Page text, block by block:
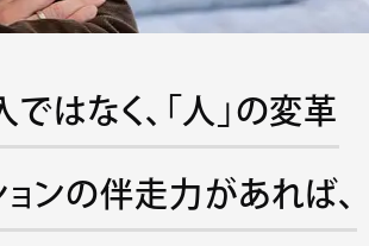
はなく、「人」の変革
ンの伴走力があれば、